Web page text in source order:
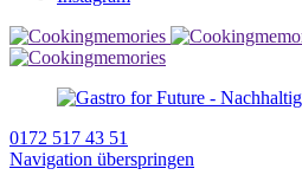
0172 517 43 51
Navigation überspringen